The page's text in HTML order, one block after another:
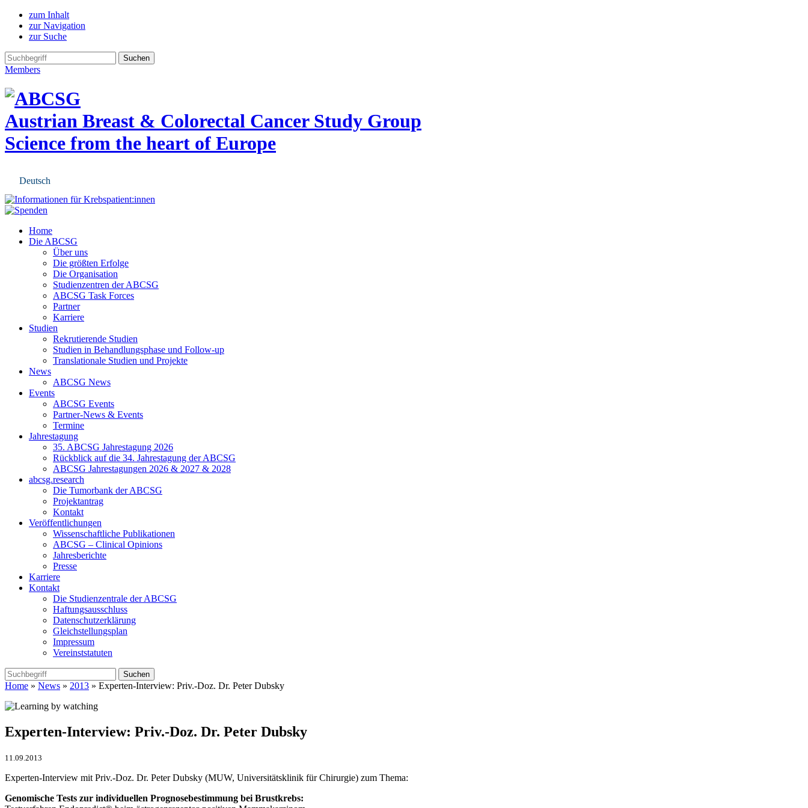
zum Inhalt
zur Navigation
zur Suche
Members
Austrian Breast & Colorectal Cancer Study Group
Science from the heart of Europe
Deutsch
Home
Die ABCSG
Über uns
Die größten Erfolge
Die Organisation
Studienzentren der ABCSG
ABCSG Task Forces
Partner
Karriere
Studien
Rekrutierende Studien
Studien in Behandlungsphase und Follow-up
Translationale Studien und Projekte
News
ABCSG News
Events
ABCSG Events
Partner-News & Events
Termine
Jahrestagung
35. ABCSG Jahrestagung 2026
Rückblick auf die 34. Jahrestagung der ABCSG
ABCSG Jahrestagungen 2026 & 2027 & 2028
abcsg.research
Die Tumorbank der ABCSG
Projektantrag
Kontakt
Veröffentlichungen
Wissenschaftliche Publikationen
ABCSG – Clinical Opinions
Jahresberichte
Presse
Karriere
Kontakt
Die Studienzentrale der ABCSG
Haftungsausschluss
Datenschutzerklärung
Gleichstellungsplan
Impressum
Vereinststatuten
Home » News » 2013 » Experten-Interview: Priv.-Doz. Dr. Peter Dubsky
Experten-Interview: Priv.-Doz. Dr. Peter Dubsky
11.09.2013
Experten-Interview mit Priv.-Doz. Dr. Peter Dubsky (MUW, Universitätsklinik für Chirurgie) zum Thema:
Genomische Tests zur individuellen Prognosebestimmung bei Brustkrebs: